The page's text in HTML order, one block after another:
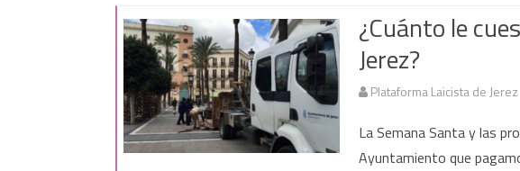
¿Cuánto le
Jerez?
Plataforma Laicista de Jerez
La Semana Santa y las
Ayuntamiento que